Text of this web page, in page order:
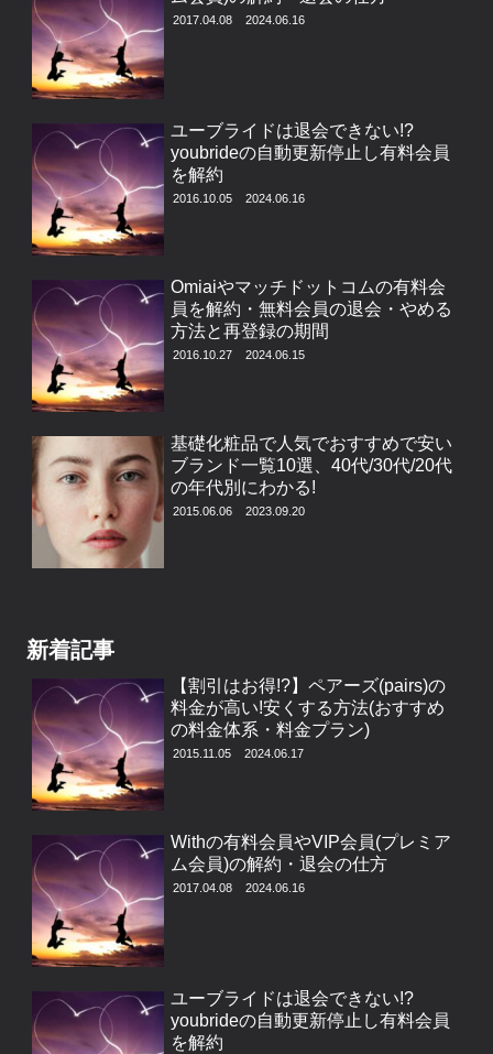
2017.04.08 2024.06.16
ユーブライドは退会できない!?
youbrideの自動更新停止し有料会員
を解約
2016.10.05 2024.06.16
Omiaiやマッチドットコムの有料会
員を解約・無料会員の退会・やめる
方法と再登録の期間
2016.10.27 2024.06.15
基礎化粧品で人気でおすすめで安い
ブランド一覧10選、40代/30代/20代
の年代別にわかる!
2015.06.06 2023.09.20
新着記事
【割引はお得!?】ペアーズ(pairs)の
料金が高い!安くする方法(おすすめ
の料金体系・料金プラン)
2015.11.05 2024.06.17
Withの有料会員やVIP会員(プレミア
ム会員)の解約・退会の仕方
2017.04.08 2024.06.16
ユーブライドは退会できない!?
youbrideの自動更新停止し有料会員
を解約